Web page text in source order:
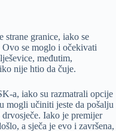
strane granice, iako se
se moglo i očekivati
međutim,
nije htio da čuje.
a, iako su razmatrali opcije
mogli učiniti jeste da pošalju
Iako je premijer
a sječa je evo i završena,